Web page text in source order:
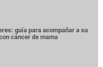
guía para acompañar a su
cáncer de mama